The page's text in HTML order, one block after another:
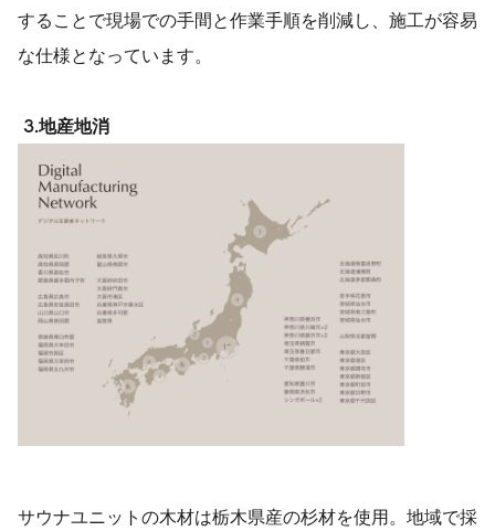
することで現場での手間と作業手順を削減し、施工が容易
な仕様となっています。
3.地産地消
サウナユニットの木材は栃木県産の杉材を使用。地域で採